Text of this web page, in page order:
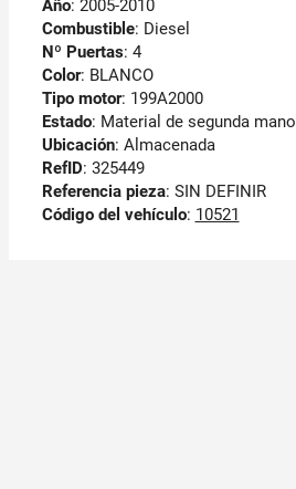
Año: 2005-2010
Combustible: Diesel
Nº Puertas: 4
Color: BLANCO
Tipo motor: 199A2000
Estado: Material de segunda mano
Ubicación: Almacenada
RefID: 325449
Referencia pieza: SIN DEFINIR
Código del vehículo: 10521